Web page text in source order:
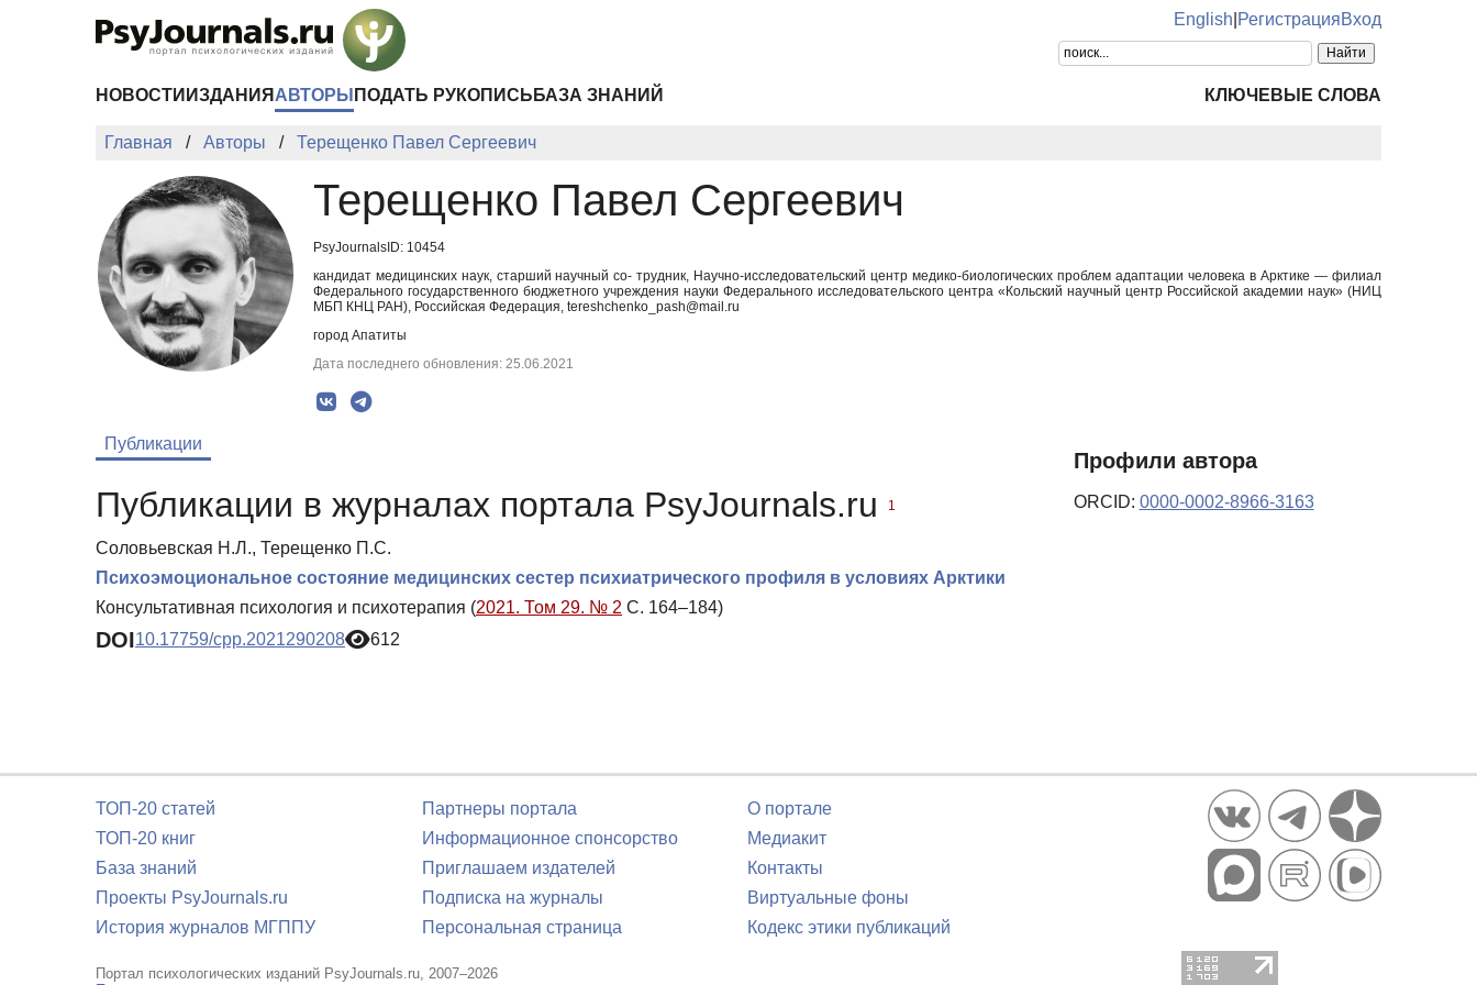
English РегистрацияВход
НОВОСТИ ИЗДАНИЯ АВТОРЫ ПОДАТЬ РУКОПИСЬ БАЗА ЗНАНИЙ КЛЮЧЕВЫЕ СЛОВА
Главная Авторы Терещенко Павел Сергеевич
Терещенко Павел Сергеевич
PsyJournalsID: 10454
кандидат медицинских наук, старший научный со- трудник, Научно-исследовательский центр медико-биологических проблем адаптации человека в Арктике — филиал
Федерального государственного бюджетного учреждения науки Федерального исследовательского центра «Кольский научный центр Российской академии наук» (НИЦ
МБП КНЦ РАН), Российская Федерация, tereshchenko_pash@mail.ru
город Апатиты
Дата последнего обновления: 25.06.2021
Публикации
Публикации в журналах портала PsyJournals.ru 1
Соловьевская Н.Л., Терещенко П.С.
Психоэмоциональное состояние медицинских сестер психиатрического профиля в условиях Арктики
Консультативная психология и психотерапия (2021. Том 29. № 2 С. 164–184)
DOI10.17759/cpp.2021290208 612
Профили автора
ORCID: 0000-0002-8966-3163
ТОП-20 статей
ТОП-20 книг
База знаний
Проекты PsyJournals.ru
История журналов МГППУ
Партнеры портала
Информационное спонсорство
Приглашаем издателей
Подписка на журналы
Персональная страница
О портале
Медиакит
Контакты
Виртуальные фоны
Кодекс этики публикаций
Портал психологических изданий PsyJournals.ru, 2007–2026